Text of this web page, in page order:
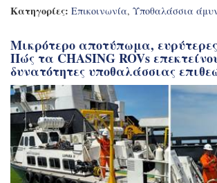
Κατηγορίες: Επικοινωνία, Υποθαλάσσια
Μικρότερο αποτύπωμα,
Πώς τα CHASING ROVs
δυνατότητες υποθαλάσσιας